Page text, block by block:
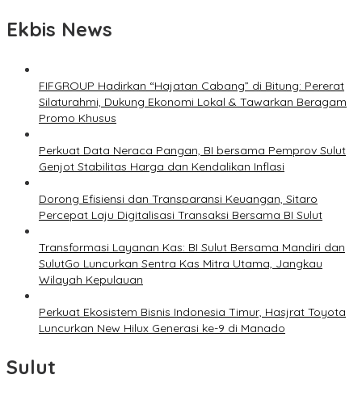
Ekbis News
FIFGROUP Hadirkan “Hajatan Cabang” di Bitung: Pererat
Silaturahmi, Dukung Ekonomi Lokal & Tawarkan Beragam
Promo Khusus
Perkuat Data Neraca Pangan, BI bersama Pemprov Sulut
Genjot Stabilitas Harga dan Kendalikan Inflasi
Dorong Efisiensi dan Transparansi Keuangan, Sitaro
Percepat Laju Digitalisasi Transaksi Bersama BI Sulut
Transformasi Layanan Kas: BI Sulut Bersama Mandiri dan
SulutGo Luncurkan Sentra Kas Mitra Utama, Jangkau
Wilayah Kepulauan
Perkuat Ekosistem Bisnis Indonesia Timur, Hasjrat Toyota
Luncurkan New Hilux Generasi ke-9 di Manado
Sulut